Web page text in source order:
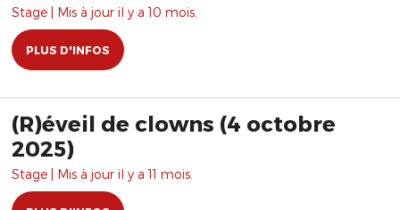
Stage | Mis à jour il y a 10 mois.
PLUS D'INFOS
(R)éveil de clowns (4 octobre
2025)
Stage | Mis à jour il y a 11 mois.